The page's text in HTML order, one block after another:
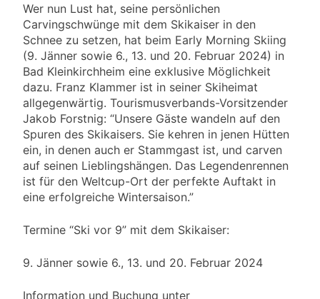
Wer nun Lust hat, seine persönlichen
Carvingschwünge mit dem Skikaiser in den
Schnee zu setzen, hat beim Early Morning Skiing
(9. Jänner sowie 6., 13. und 20. Februar 2024) in
Bad Kleinkirchheim eine exklusive Möglichkeit
dazu. Franz Klammer ist in seiner Skiheimat
allgegenwärtig. Tourismusverbands-Vorsitzender
Jakob Forstnig: “Unsere Gäste wandeln auf den
Spuren des Skikaisers. Sie kehren in jenen Hütten
ein, in denen auch er Stammgast ist, und carven
auf seinen Lieblingshängen. Das Legendenrennen
ist für den Weltcup-Ort der perfekte Auftakt in
eine erfolgreiche Wintersaison.”
Termine “Ski vor 9” mit dem Skikaiser:
9. Jänner sowie 6., 13. und 20. Februar 2024
Information und Buchung unter